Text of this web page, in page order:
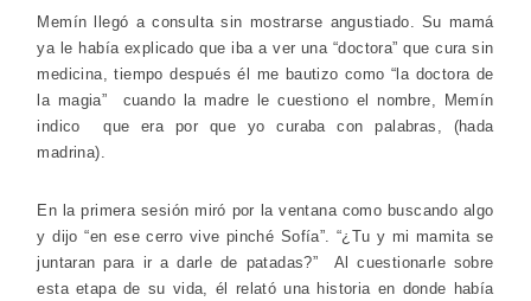
Memín llegó a consulta sin mostrarse angustiado. Su mamá
ya le había explicado que iba a ver una “doctora” que cura sin
medicina, tiempo después él me bautizo como “la doctora de
la magia” cuando la madre le cuestiono el nombre, Memín
indico que era por que yo curaba con palabras, (hada
madrina).
En la primera sesión miró por la ventana como buscando algo
y dijo “en ese cerro vive pinché Sofía”. “¿Tu y mi mamita se
juntaran para ir a darle de patadas?” Al cuestionarle sobre
esta etapa de su vida, él relató una historia en donde había